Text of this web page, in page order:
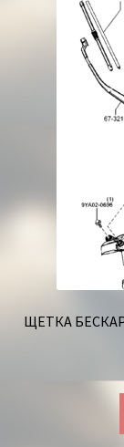
ЩЕТКА